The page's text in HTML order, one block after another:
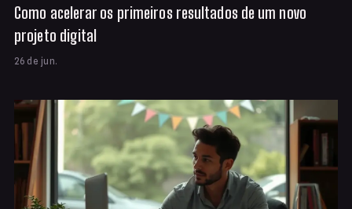
Como acelerar os primeiros resultados de um novo
projeto digital
26 de jun.